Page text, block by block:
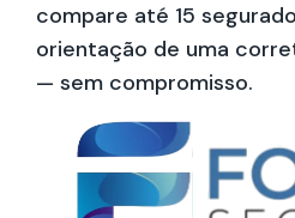
compare até 15
orientação de uma
— sem compromisso.